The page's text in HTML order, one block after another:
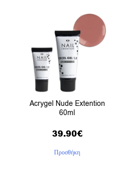
Acrygel Nude Extention
60ml
39.90€
Προσθήκη